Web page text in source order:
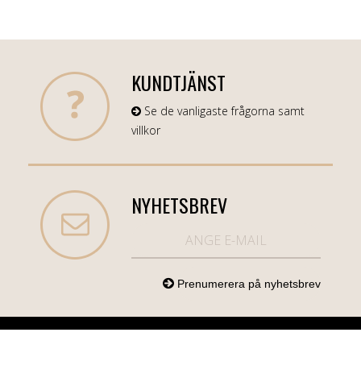
KUNDTJÄNST
Se de vanligaste frågorna samt
villkor
NYHETSBREV